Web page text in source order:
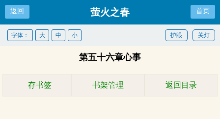
返回 萤火之春 首页
关灯
护眼
字体： 大 中 小
第五十六章心事
存书签 书架管理 返回目录